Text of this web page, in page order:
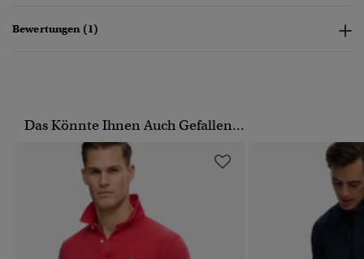
Bewertungen (1)
Das Könnte Ihnen Auch Gefallen...